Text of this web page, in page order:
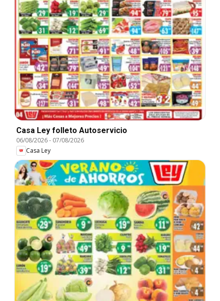
Casa Ley folleto Autoservicio
06/08/2026- 07/08/2026
Casa Ley